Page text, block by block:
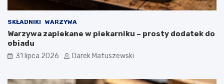
SKŁADNIKI WARZYWA
Warzywa zapiekane w piekarniku – prosty dodatek do
obiadu
31 lipca 2026 Darek Matuszewski